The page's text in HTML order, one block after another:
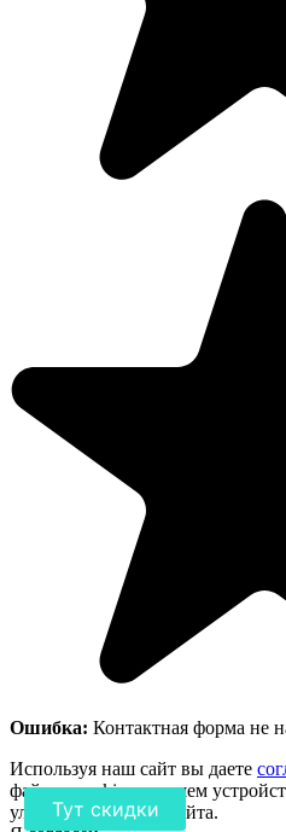
Тут скидки
Ошибка: Контактная форма не
Используя наш сайт вы даете
файлов cookie на вашем
улучшения работы сайта.